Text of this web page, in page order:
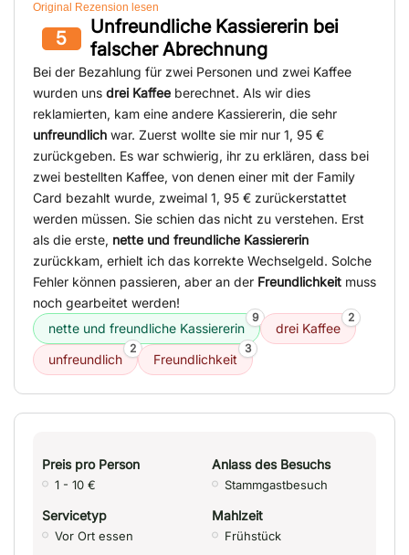
Original Rezension lesen
5
Unfreundliche Kassiererin bei
falscher Abrechnung
Bei der Bezahlung für zwei Personen und zwei Kaffee
wurden uns drei Kaffee berechnet. Als wir dies
reklamierten, kam eine andere Kassiererin, die sehr
unfreundlich war. Zuerst wollte sie mir nur 1, 95 €
zurückgeben. Es war schwierig, ihr zu erklären, dass bei
zwei bestellten Kaffee, von denen einer mit der Family
Card bezahlt wurde, zweimal 1, 95 € zurückerstattet
werden müssen. Sie schien das nicht zu verstehen. Erst
als die erste, nette und freundliche Kassiererin
zurückkam, erhielt ich das korrekte Wechselgeld. Solche
Fehler können passieren, aber an der Freundlichkeit muss
noch gearbeitet werden!
nette und freundliche Kassiererin
9
drei Kaffee
2
unfreundlich
2
Freundlichkeit
3
Preis pro Person
1 - 10 €
Anlass des Besuchs
Stammgastbesuch
Servicetyp
Vor Ort essen
Mahlzeit
Frühstück